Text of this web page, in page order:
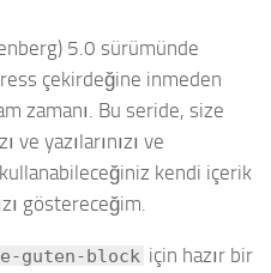
5.0 sürümünde
çekirdeğine inmeden
zamanı. Bu seride, size
ve yazılarınızı ve
kendi içerik
göstereceğim.
guten-block için hazır bir